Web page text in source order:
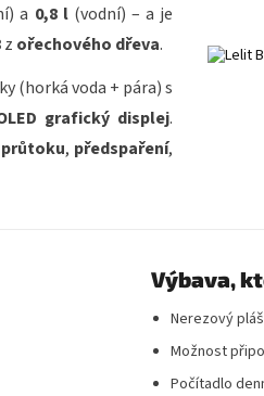
a 0,8 l(vodní) – a je
z ořechového dřeva.
(horká voda + pára) s
grafický displej.
, předspaření,
Výbava,
Nerezový
Možnost
Počítadlo